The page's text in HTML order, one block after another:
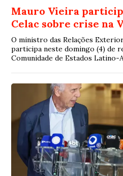
Mauro Vieira
Celac sobre crise na
O ministro das Relações
participa neste domingo (4) de
Comunidade de Estados Latino-